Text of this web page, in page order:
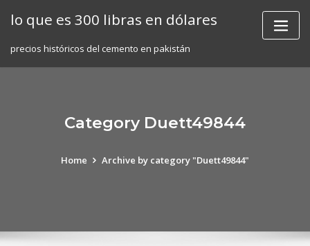
lo que es 300 libras en dólares
precios históricos del cemento en pakistán
Category Duett49844
Home Archive by category "Duett49844"